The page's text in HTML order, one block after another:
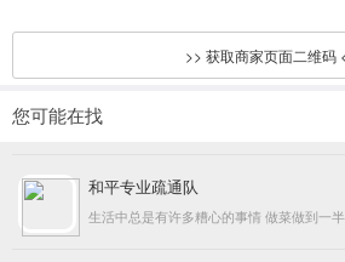
>> 获取商家页面二维码
您可能在找
和平专业疏通队